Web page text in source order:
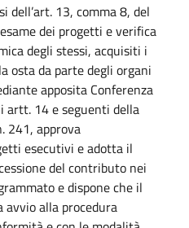
dell’art. 13, comma 8, del
dei progetti e verifica
degli stessi, acquisiti i
osta da parte degli organi
apposita Conferenza
artt. 14 e seguenti della
241, approva
esecutivi e adotta il
del contributo nei
e dispone che il
alla procedura